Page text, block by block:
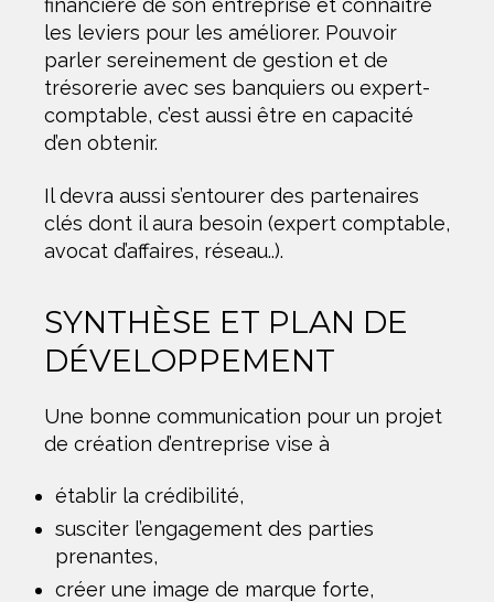
financière de son entreprise et connaître
les leviers pour les améliorer. Pouvoir
parler sereinement de gestion et de
trésorerie avec ses banquiers ou expert-
comptable, c’est aussi être en capacité
d’en obtenir.
Il devra aussi s’entourer des partenaires
clés dont il aura besoin (expert comptable,
avocat d’affaires, réseau..).
SYNTHÈSE ET PLAN DE
DÉVELOPPEMENT
Une bonne communication pour un projet
de création d’entreprise vise à
établir la crédibilité,
susciter l’engagement des parties
prenantes,
créer une image de marque forte,